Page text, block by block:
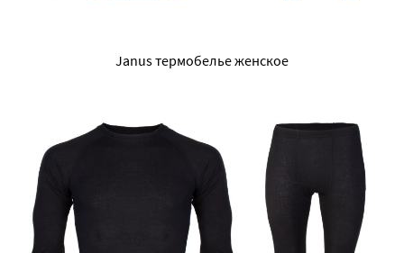
Janus термобелье женское